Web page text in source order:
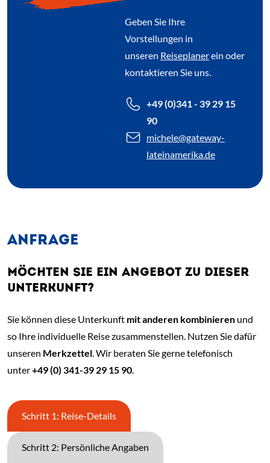
Geben Sie Ihre
Vorstellungen in
unseren Reiseplanerein oder
kontaktieren Sie uns.
+49 (0)341 - 39 29 15
90
michele@gateway-
lateinamerika.de
ANFRAGE
MÖCHTEN SIE EIN ANGEBOT ZU DIESER
UNTERKUNFT?
Sie können diese Unterkunft mit anderen kombinieren und
so Ihre individuelle Reise zusammenstellen. Nutzen Sie dafür
unseren Merkzettel . Wir beraten Sie gerne telefonisch
unter+49 (0) 341-39 29 15 90
Schritt 1: Reise-Details
Schritt 2: Persönliche Angaben